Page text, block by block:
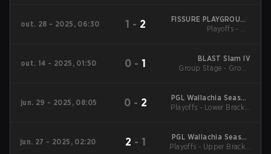
out. 28 - 2025, 06:30 1 - 2
FISSURE PLAYGROUND
Playoffs - UB
out. 14 - 2025, 01:50 0 -1
BLAST Slam IV
Group Stage - Group
jun. 29 - 2025, 08:05 0 - 2
PGL Wallachia Season
5
Playoffs - Lower Bracket
jun. 27 - 2025, 02:20 2 - 1
PGL Wallachia Season
5
Playoffs - Upper Bracket